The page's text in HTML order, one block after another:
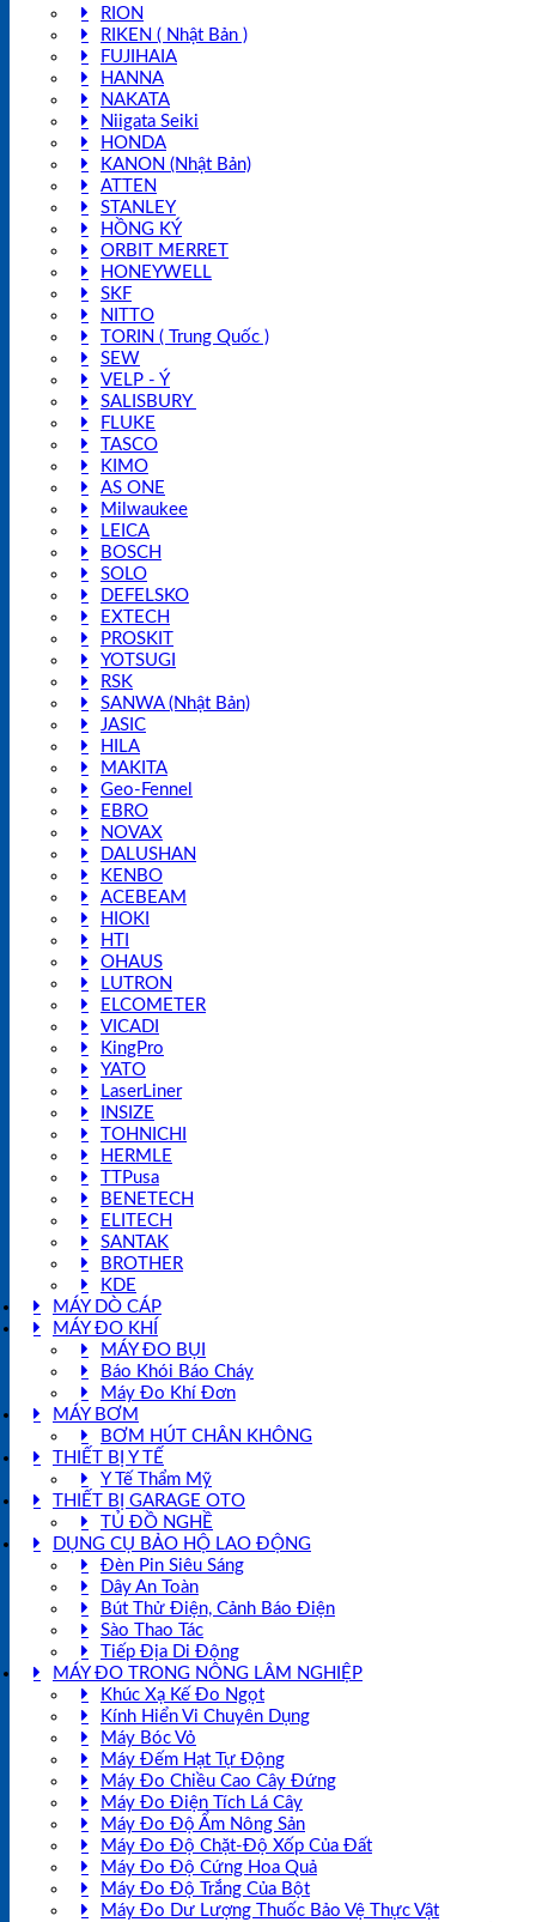
RION
RIKEN ( Nhật Bản )
FUJIHAIA
HANNA
NAKATA
Niigata Seiki
HONDA
KANON (Nhật Bản)
ATTEN
STANLEY
HỒNG KÝ
ORBIT MERRET
HONEYWELL
SKF
NITTO
TORIN ( Trung Quốc )
SEW
VELP - Ý
SALISBURY
FLUKE
TASCO
KIMO
AS ONE
Milwaukee
LEICA
BOSCH
SOLO
DEFELSKO
EXTECH
PROSKIT
YOTSUGI
RSK
SANWA (Nhật Bản)
JASIC
HILA
MAKITA
Geo-Fennel
EBRO
NOVAX
DALUSHAN
KENBO
ACEBEAM
HIOKI
HTI
OHAUS
LUTRON
ELCOMETER
VICADI
KingPro
YATO
LaserLiner
INSIZE
TOHNICHI
HERMLE
TTPusa
BENETECH
ELITECH
SANTAK
BROTHER
KDE
MÁY DÒ CÁP
MÁY ĐO KHÍ
MÁY ĐO BỤI
Báo Khói Báo Cháy
Máy Đo Khí Đơn
MÁY BƠM
BƠM HÚT CHÂN KHÔNG
THIẾT BỊ Y TẾ
Y Tế Thẩm Mỹ
THIẾT BỊ GARAGE OTO
TỦ ĐỒ NGHỀ
DỤNG CỤ BẢO HỘ LAO ĐỘNG
Đèn Pin Siêu Sáng
Dây An Toàn
Bút Thử Điện, Cảnh Báo Điện
Sào Thao Tác
Tiếp Địa Di Động
MÁY ĐO TRONG NÔNG LÂM NGHIỆP
Khúc Xạ Kế Đo Ngọt
Kính Hiển Vi Chuyên Dụng
Máy Bóc Vỏ
Máy Đếm Hạt Tự Động
Máy Đo Chiều Cao Cây Đứng
Máy Đo Điện Tích Lá Cây
Máy Đo Độ Ẩm Nông Sản
Máy Đo Độ Chặt-Độ Xốp Của Đất
Máy Đo Độ Cứng Hoa Quả
Máy Đo Độ Trắng Của Bột
Máy Đo Dư Lượng Thuốc Bảo Vệ Thực Vật